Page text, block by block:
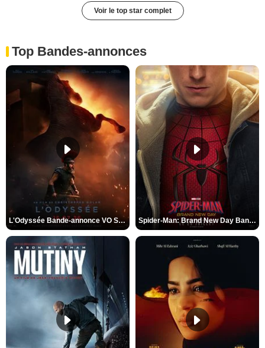
Voir le top star complet
Top Bandes-annonces
L'Odyssée Bande-annonce VO STFR Spider-Man: Brand New Day Bande-annonce VO STFR